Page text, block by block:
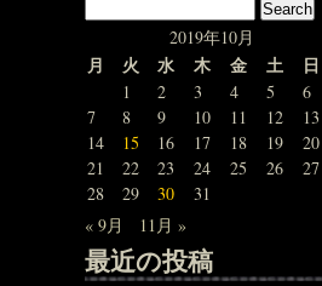
2019年10月
月 火 水 木 金 土 日
1 2 3 4 5
6
7
8 9 10 11 12
13
14
15 16 17 18 19
20
21
22 23 24 25 26
27
28
29 30
31
« 9月
11月 »
最近の投稿